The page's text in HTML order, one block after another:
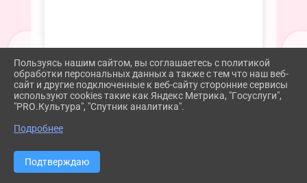
Пользуясь нашим сайтом, вы соглашаетесь с политикой
обработки персональных данных а также с тем что наш веб-
сайт и другие подключенные к веб-сайту сторонние сервисы
используют cookies такие как Яндекс Метрика, "Госуслуги",
"PRO.Культура", "Спутник аналитика".
Подробнее
Подтверждаю